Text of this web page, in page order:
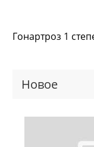
Гонартроз 1
Новое